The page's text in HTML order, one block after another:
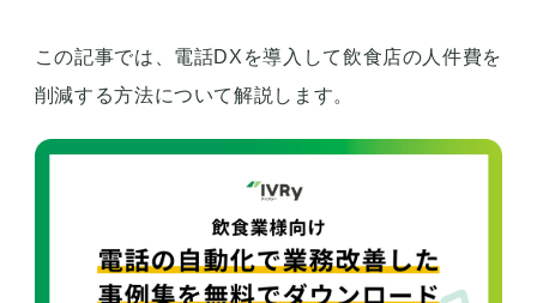
この記事では、電話DXを導入して飲食店の人件費を
削減する方法について解説します。